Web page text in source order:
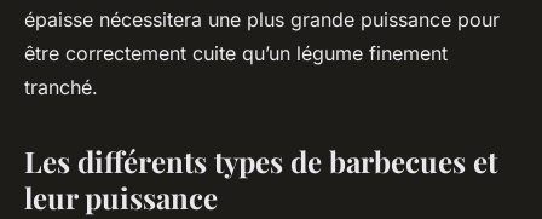
épaisse nécessitera une plus grande puissance pour
être correctement cuite qu’un légume finement
tranché.
Les différents types de barbecues et
leur puissance